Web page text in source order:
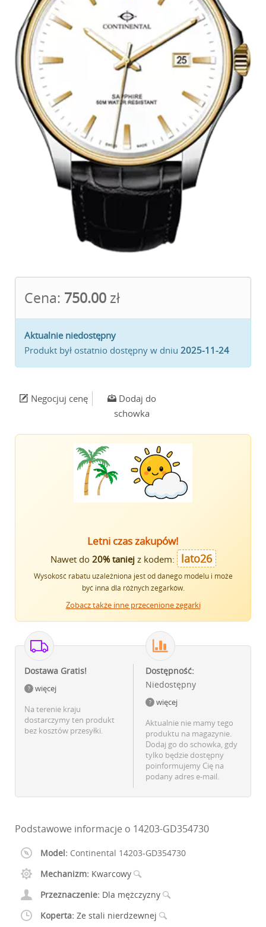
Cena: 750.00 zł
Aktualnie niedostępny
Produkt był ostatnio dostępny w dniu 2025-11-24
Negocjuj cenę
Dodaj do
schowka
Letni czas zakupów!
Nawet do 20% taniejz kodem: lato26
Wysokość rabatu uzależniona jest od danego modelu i może
być inna dla różnych zegarków.
Zobacz także inne przecenione zegarki
Dostawa Gratis!
więcej
Na terenie kraju
dostarczymy ten produkt
bez kosztów przesyłki.
Dostępność:
Niedostępny
więcej
Aktualnie nie mamy tego
produktu na magazynie.
Dodaj go do schowka, gdy
tylko będzie dostępny
poinformujemy Cię na
podany adres e-mail.
Podstawowe informacje o 14203-GD354730
Model: Continental 14203-GD354730
Mechanizm: Kwarcowy
Przeznaczenie: Dla mężczyzny
Koperta: Ze stali nierdzewnej